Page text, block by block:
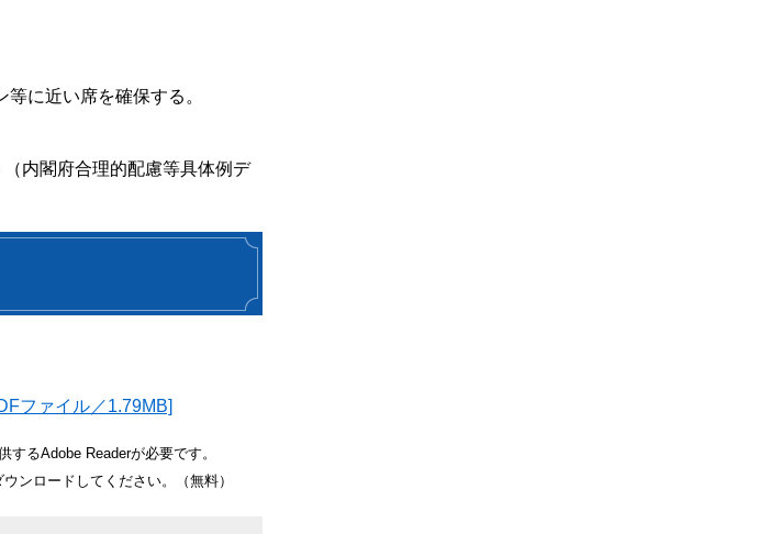
に近い席を確保する。
（内閣府合理的配慮等具体例デ
ファイル／1.79MB]
るAdobe Readerが必要です。
ンロードしてください。（無料）